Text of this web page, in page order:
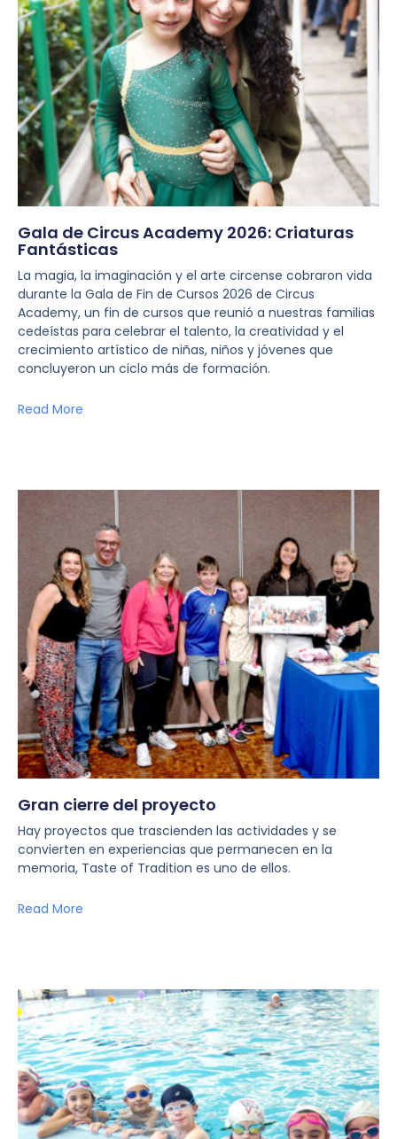
Gala de Circus Academy 2026: Criaturas
Fantásticas
La magia, la imaginación y el arte circense cobraron vida
durante la Gala de Fin de Cursos 2026 de Circus
Academy, un fin de cursos que reunió a nuestras familias
cedeístas para celebrar el talento, la creatividad y el
crecimiento artístico de niñas, niños y jóvenes que
concluyeron un ciclo más de formación.
Read More
Gran cierre del proyecto
Hay proyectos que trascienden las actividades y se
convierten en experiencias que permanecen en la
memoria, Taste of Tradition es uno de ellos.
Read More